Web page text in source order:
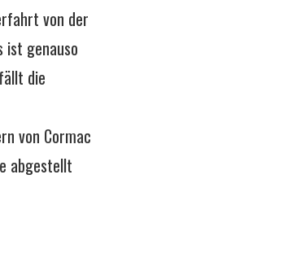
von der
ist genauso
die
von Cormac
abgestellt